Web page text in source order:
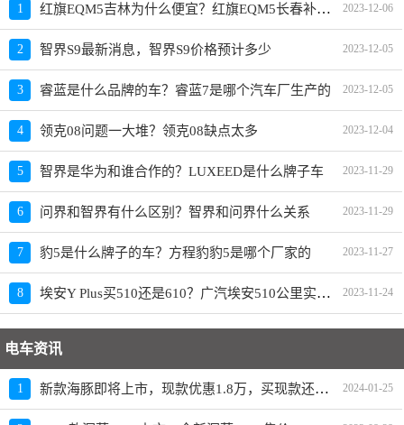
1 红旗EQM5吉林为什么便宜？红旗EQM5长春补贴政策 2023-12-06
2 智界S9最新消息，智界S9价格预计多少 2023-12-05
3 睿蓝是什么品牌的车？睿蓝7是哪个汽车厂生产的 2023-12-05
4 领克08问题一大堆？领克08缺点太多 2023-12-04
5 智界是华为和谁合作的？LUXEED是什么牌子车 2023-11-29
6 问界和智界有什么区别？智界和问界什么关系 2023-11-29
7 豹5是什么牌子的车？方程豹豹5是哪个厂家的 2023-11-27
8 埃安Y Plus买510还是610？广汽埃安510公里实际跑多远 2023-11-24
电车资讯
1 新款海豚即将上市，现款优惠1.8万，买现款还是再等等 2024-01-25